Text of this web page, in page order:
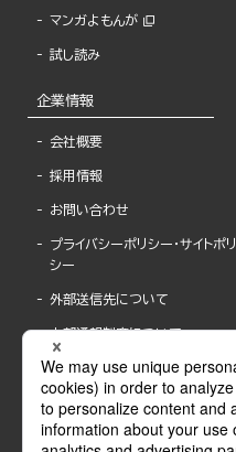
マンガよもんが
試し読み
企業情報
会社概要
採用情報
お問い合わせ
プライバシーポリシー・サイトポリ
シー
外部送信先について
内部通報制度について